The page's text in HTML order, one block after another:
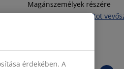
Magánszemélyek részére
Vegye fel a kapcsolatot
JYSK követése
érdekében. A